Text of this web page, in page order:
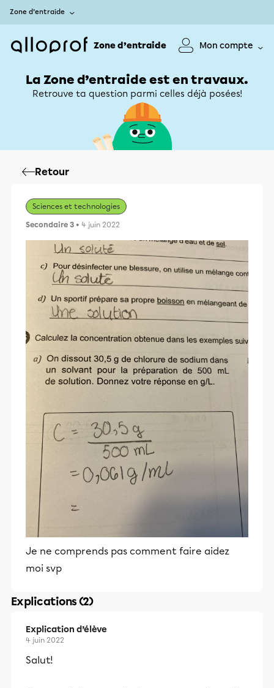
Zone d’entraide
Zone d’entraide Mon compte
La Zone d’entraide est en travaux.
Retrouve ta question parmi celles déjà posées!
Retour
Sciences et technologies
Secondaire 3 • 4 juin 2022
Je ne comprends pas comment faire aidez
moi svp
Explications (2)
Explication d’élève
4 juin 2022
Salut!